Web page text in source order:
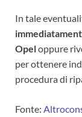
In tale
Opeloppure
per ottenere
procedura di
Fonte: